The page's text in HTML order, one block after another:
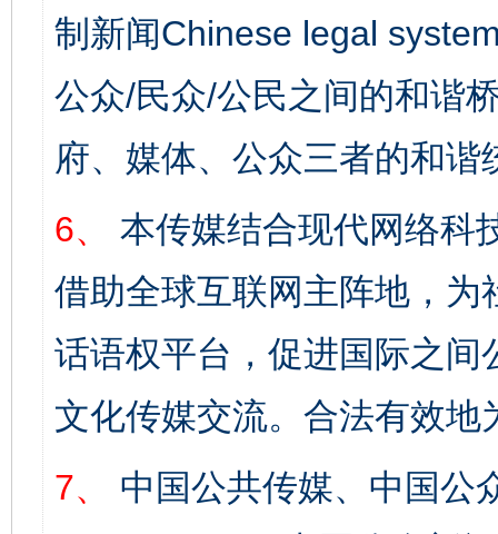
制新闻Chinese legal
公众/民众/公民之间的和谐
府、媒体、公众三者的和谐
6、
本传媒结合现代网络科
借助全球互联网主阵地，
话语权平台，促进国际之
文化传媒交流。合法有效地
7、
中国公共传媒、中国公
完善运行机制助力责任有效落实 一纸欠